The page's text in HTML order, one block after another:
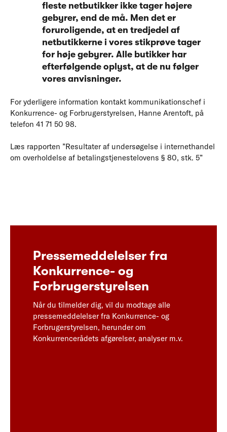
fleste netbutikker ikke tager højere
gebyrer, end de må. Men det er
foruroligende, at en tredjedel af
netbutikkerne i vores stikprøve tager
for høje gebyrer. Alle butikker har
efterfølgende oplyst, at de nu følger
vores anvisninger.
For yderligere information kontakt kommunikationschef i
Konkurrence- og Forbrugerstyrelsen, Hanne Arentoft, på
telefon 41 71 50 98.
Læs rapporten ”Resultater af undersøgelse i internethandel
om overholdelse af betalingstjenestelovens § 80, stk. 5”
Pressemeddelelser fra
Konkurrence- og
Forbrugerstyrelsen
Når du tilmelder dig, vil du modtage alle
pressemeddelelser fra Konkurrence- og
Forbrugerstyrelsen, herunder om
Konkurrencerådets afgørelser, analyser m.v.